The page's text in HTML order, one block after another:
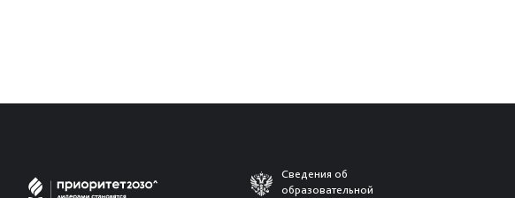
Сведения об
образовательной